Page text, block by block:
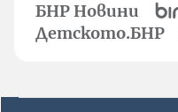
БНР Новини
Детското.БНР